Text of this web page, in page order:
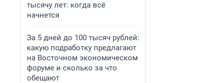
тысячу лет: когда всё
начнется
За 5 дней до 100 тысяч рублей:
какую подработку предлагают
на Восточном экономическом
форуме и сколько за что
обещают